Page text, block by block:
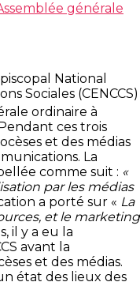
générale
National
Sociales (CENCCS)
ordinaire à
ces trois
et des médias
La
comme suit : «
par les médias
a porté sur « La
et le marketing
il y a eu la
avant la
et des médias.
état des lieux des